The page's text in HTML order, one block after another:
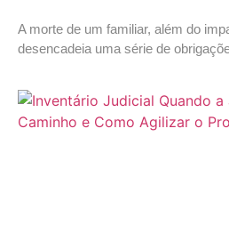
A morte de um familiar, além do
desencadeia uma série de